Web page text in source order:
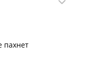
пахнет